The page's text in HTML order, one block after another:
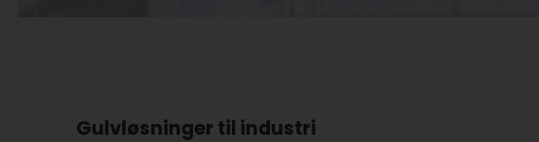
Gulvløsninger til industri